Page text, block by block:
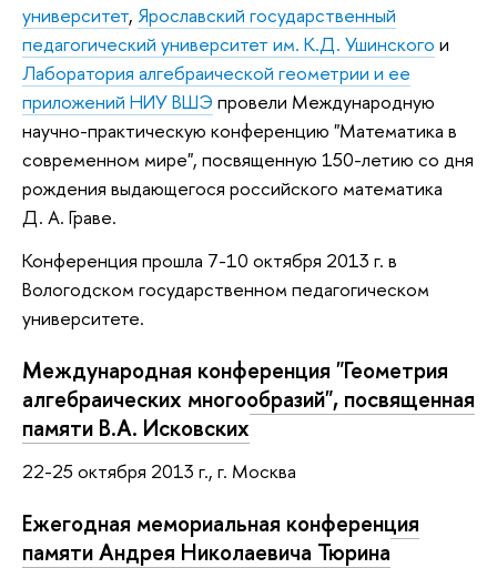
университет, Ярославский государственный
педагогический университет им. К.Д. Ушинского и
Лаборатория алгебраической геометрии и ее
приложений НИУ ВШЭ провели Международную
научно-практическую конференцию "Математика в
современном мире", посвященную 150-летию со дня
рождения выдающегося российского математика
Д. А. Граве.
Конференция прошла 7-10 октября 2013 г. в
Вологодском государственном педагогическом
университете.
Международная конференция "Геометрия
алгебраических многообразий", посвященная
памяти В.А. Исковских
22-25 октября 2013 г., г. Москва
Ежегодная мемориальная конференция
памяти Андрея Николаевича Тюрина